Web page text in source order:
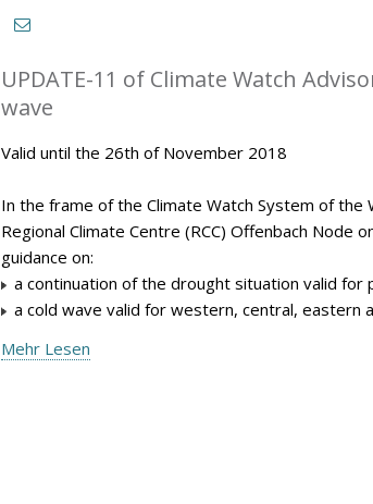
UPDATE-11 of Climate Watch
wave
Valid until the 26th of November 2018
In the frame of the Climate Watch System of
Regional Climate Centre (RCC) Offenbach Node
guidance on:
a continuation of the drought situation valid
a cold wave valid for western, central, eastern
Mehr Lesen